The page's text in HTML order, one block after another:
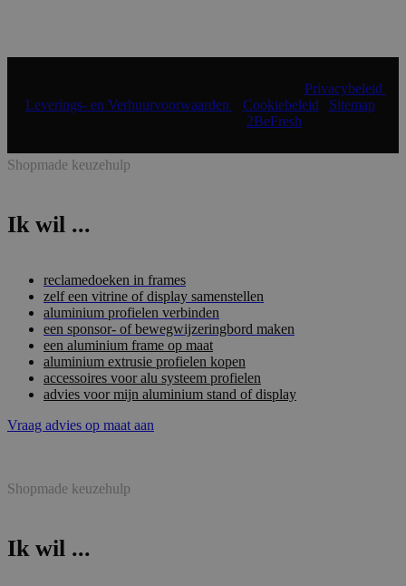
Privacybeleid
Leverings- en Verhuurvoorwaarden
Cookiebeleid Sitemap|
2BeFresh
Shopmade keuzehulp
Ik wil ...
reclamedoeken in frames
zelf een vitrine of display samenstellen
aluminium profielen verbinden
een sponsor- of bewegwijzeringbord maken
een aluminium frame op maat
aluminium extrusie profielen kopen
accessoires voor alu systeem profielen
advies voor mijn aluminium stand of display
Vraag advies op maat aan
Shopmade keuzehulp
Ik wil ...